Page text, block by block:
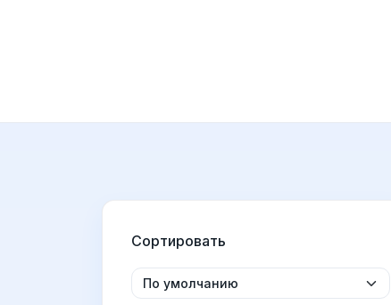
Сортировать